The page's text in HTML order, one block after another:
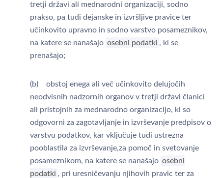
tretji državi ali mednarodni organizaciji, sodno
prakso, pa tudi dejanske in izvršljive pravice ter
učinkovito upravno in sodno varstvo posameznikov,
na katere se nanašajo osebni podatki , ki se
prenašajo;
(b) obstoj enega ali več učinkovito delujočih
neodvisnih nadzornih organov v tretji državi članici
ali pristojnih za mednarodno organizacijo, ki so
odgovorni za zagotavljanje in izvrševanje predpisov o
varstvu podatkov, kar vključuje tudi ustrezna
pooblastila za izvrševanje,za pomoč in svetovanje
posameznikom, na katere se nanašajo osebni
podatki , pri uresničevanju njihovih pravic ter za